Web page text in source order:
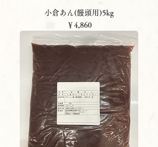
小倉あん(饅頭用)5kg
価格
￥4,860